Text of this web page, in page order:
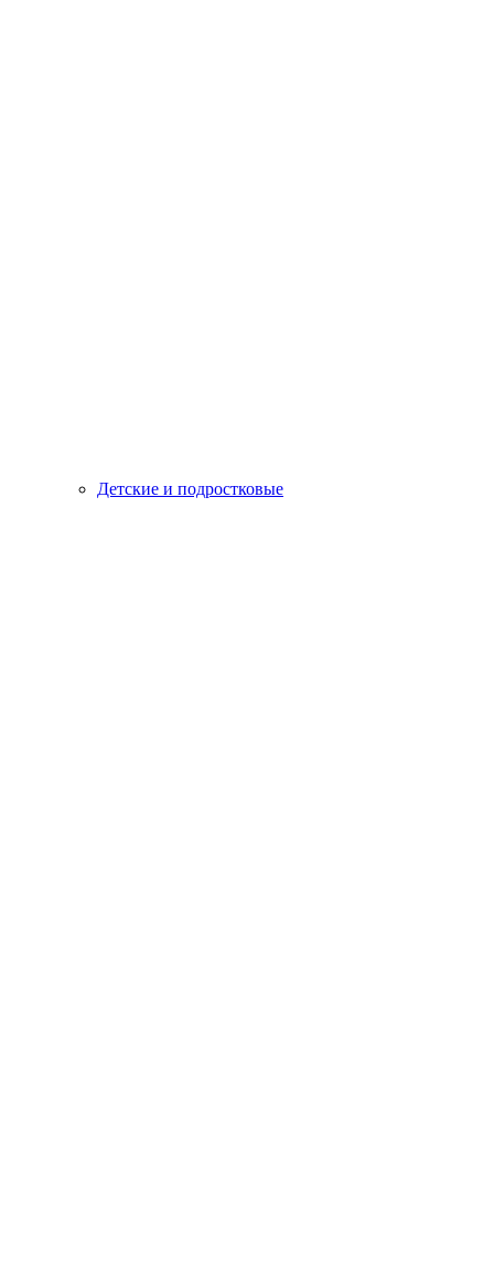
Детские и подростковые